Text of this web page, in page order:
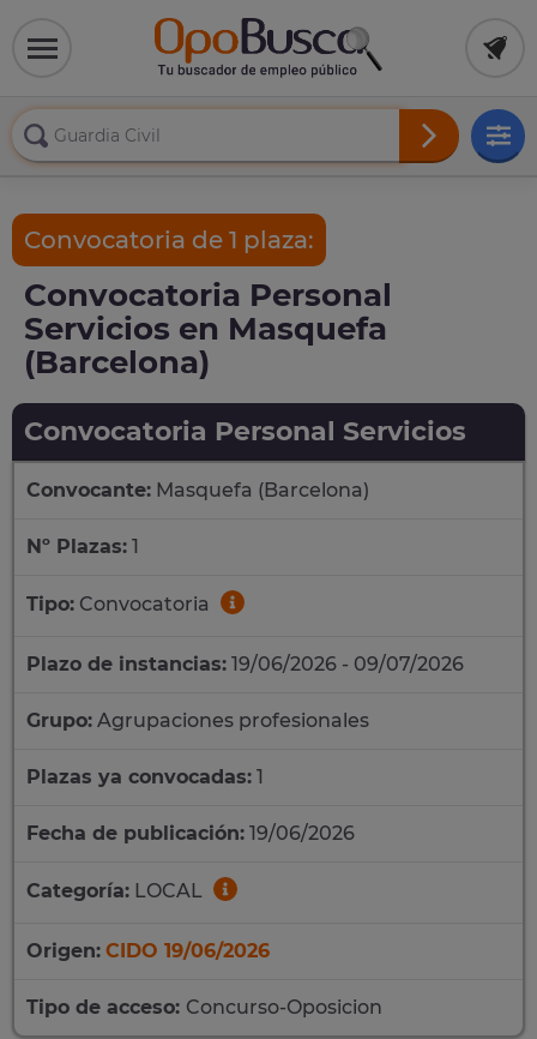
Convocatoria de 1 plaza:
Convocatoria Personal
Servicios en Masquefa
(Barcelona)
Convocatoria Personal Servicios
Convocante: Masquefa (Barcelona)
Nº Plazas: 1
Tipo: Convocatoria
Plazo de instancias: 19/06/2026 - 09/07/2026
Grupo: Agrupaciones profesionales
Plazas ya convocadas: 1
Fecha de publicación: 19/06/2026
Categoría: LOCAL
Origen: CIDO 19/06/2026
Tipo de acceso: Concurso-Oposicion